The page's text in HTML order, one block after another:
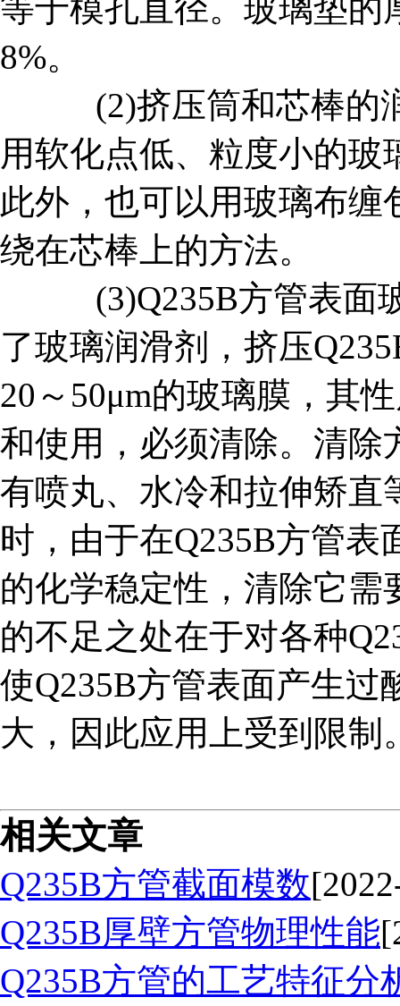
等于模孔直径。玻璃垫的
8%。
(2)挤压筒和芯棒的
用软化点低、粒度小的
此外，也可以用玻璃布
绕在芯棒上的方法。
(3)Q235B方管表面
了玻璃润滑剂，挤压
20～50μm的玻璃膜，其
和使用，必须清除。清除
有喷丸、水冷和拉伸矫直
时，由于在Q235B方管
的化学稳定性，清除它
的不足之处在于对各种
使Q235B方管表面产生
大，因此应用上受到限
相关文章
Q235B方管截面模数
Q235B厚壁方管物理性能
Q235B方管的工艺特征分